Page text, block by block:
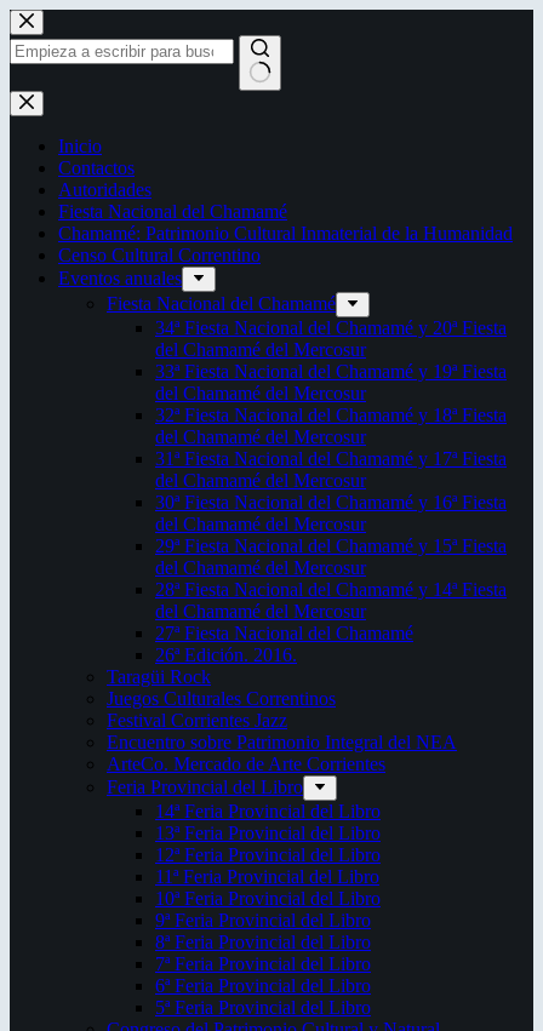
Saltar
al
contenido
Sin
resultados
Inicio
Contactos
Autoridades
Fiesta Nacional del Chamamé
Chamamé: Patrimonio Cultural Inmaterial de la Humanidad
Censo Cultural Correntino
Eventos anuales
Fiesta Nacional del Chamamé
34ª Fiesta Nacional del Chamamé y 20ª Fiesta
del Chamamé del Mercosur
33ª Fiesta Nacional del Chamamé y 19ª Fiesta
del Chamamé del Mercosur
32ª Fiesta Nacional del Chamamé y 18ª Fiesta
del Chamamé del Mercosur
31ª Fiesta Nacional del Chamamé y 17ª Fiesta
del Chamamé del Mercosur
30ª Fiesta Nacional del Chamamé y 16ª Fiesta
del Chamamé del Mercosur
29ª Fiesta Nacional del Chamamé y 15ª Fiesta
del Chamamé del Mercosur
28ª Fiesta Nacional del Chamamé y 14ª Fiesta
del Chamamé del Mercosur
27ª Fiesta Nacional del Chamamé
26ª Edición. 2016.
Taragüi Rock
Juegos Culturales Correntinos
Festival Corrientes Jazz
Encuentro sobre Patrimonio Integral del NEA
ArteCo. Mercado de Arte Corrientes
Feria Provincial del Libro
14ª Feria Provincial del Libro
13ª Feria Provincial del Libro
12ª Feria Provincial del Libro
11ª Feria Provincial del Libro
10ª Feria Provincial del Libro
9ª Feria Provincial del Libro
8ª Feria Provincial del Libro
7ª Feria Provincial del Libro
6ª Feria Provincial del Libro
5ª Feria Provincial del Libro